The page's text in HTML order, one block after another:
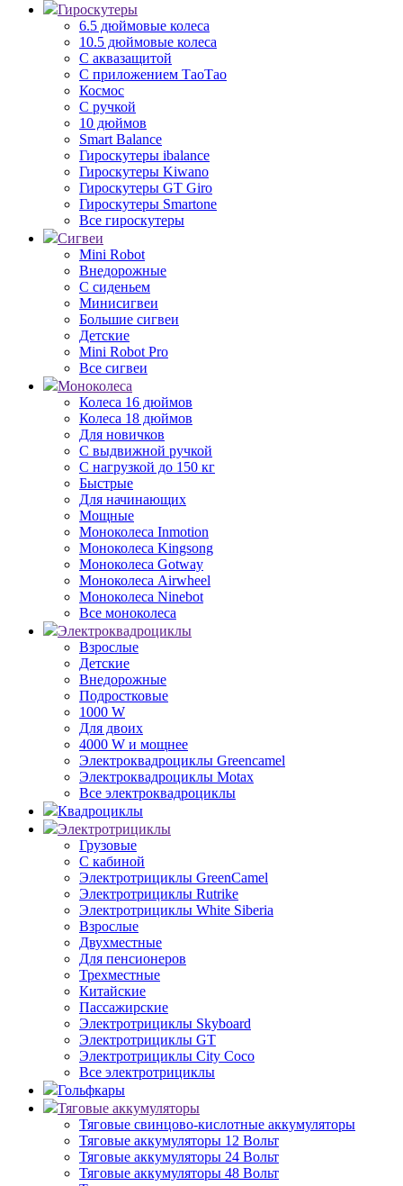
Гироскутеры
6.5 дюймовые колеса
10.5 дюймовые колеса
С аквазащитой
С приложением ТаоТао
Космос
С ручкой
10 дюймов
Smart Balance
Гироскутеры ibalance
Гироскутеры Kiwano
Гироскутеры GT Giro
Гироскутеры Smartone
Все гироскутеры
Сигвеи
Mini Robot
Внедорожные
С сиденьем
Минисигвеи
Большие сигвеи
Детские
Mini Robot Pro
Все сигвеи
Моноколеса
Колеса 16 дюймов
Колеса 18 дюймов
Для новичков
С выдвижной ручкой
С нагрузкой до 150 кг
Быстрые
Для начинающих
Мощные
Моноколеса Inmotion
Моноколеса Kingsong
Моноколеса Gotway
Моноколеса Airwheel
Моноколеса Ninebot
Все моноколеса
Электроквадроциклы
Взрослые
Детские
Внедорожные
Подростковые
1000 W
Для двоих
4000 W и мощнее
Электроквадроциклы Greencamel
Электроквадроциклы Motax
Все электроквадроциклы
Квадроциклы
Электротрициклы
Грузовые
С кабиной
Электротрициклы GreenCamel
Электротрициклы Rutrike
Электротрициклы White Siberia
Взрослые
Двухместные
Для пенсионеров
Трехместные
Китайские
Пассажирские
Электротрициклы Skyboard
Электротрициклы GT
Электротрициклы City Coco
Все электротрициклы
Гольфкары
Тяговые аккумуляторы
Тяговые свинцово-кислотные аккумуляторы
Тяговые аккумуляторы 12 Вольт
Тяговые аккумуляторы 24 Вольт
Тяговые аккумуляторы 48 Вольт